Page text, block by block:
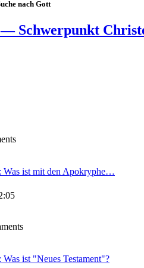
nach Gott
Schwerpunkt
Was ist mit den Apokryphe…
Was ist "Neues Testament"?